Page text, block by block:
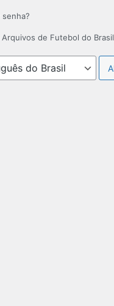
senha?
de Futebol do Brasil